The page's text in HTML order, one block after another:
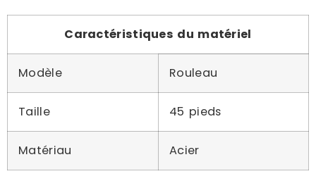
Caractéristiques du matériel
Modèle Rouleau
Taille 45 pieds
Matériau Acier